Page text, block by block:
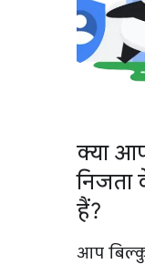
क्या
निजता
हैं?
आप